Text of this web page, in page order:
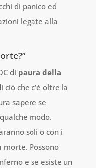
di panico ed
legate alla
di paura della
che c’è oltre la
sapere se
modo.
soli o con i
Possono
e se esiste un